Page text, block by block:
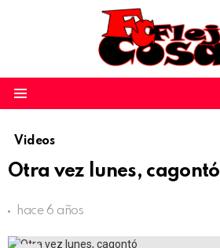
Videos
Otra vez lunes, cagontó
hace 6 años